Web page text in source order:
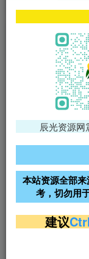
VIP特权介绍
VIP特权介
VIP特权介绍
免费领支付
阿里云2核2G200M
年
超低价文字广
辰光资源
本站资源全部
考，切勿用
建议